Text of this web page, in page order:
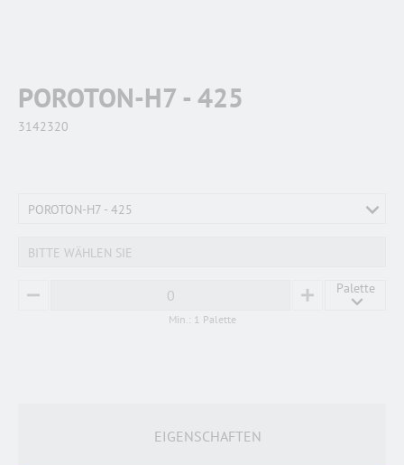
POROTON-H7 - 425
3142320
POROTON-H7 - 425
BITTE WÄHLEN SIE
MINUS PLUS
Palette
Min.: 1 Palette
EIGENSCHAFTEN